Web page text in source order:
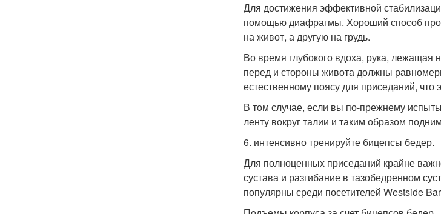
Для достижения эффективной
помощью диафрагмы. Хороший способ
на живот, а другую на грудь.
Во время глубокого вдоха, рука, лежащая
перед и стороны живота должны
естественному поясу для приседаний,
В том случае, если вы по-прежнему
ленту вокруг талии и таким образом
6. интенсивно тренируйте бицепсы бедер.
Для полноценных приседаний крайне
сустава и разгибание в тазобедренном
популярны среди посетителей Westside